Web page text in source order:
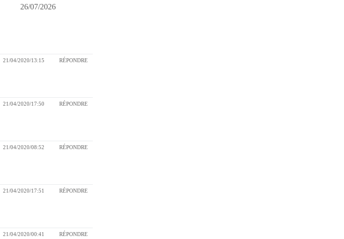
26/07/2026
21/04/2020/13:15 RÉPONDRE
21/04/2020/17:50 RÉPONDRE
21/04/2020/08:52 RÉPONDRE
21/04/2020/17:51 RÉPONDRE
21/04/2020/00:41 RÉPONDRE